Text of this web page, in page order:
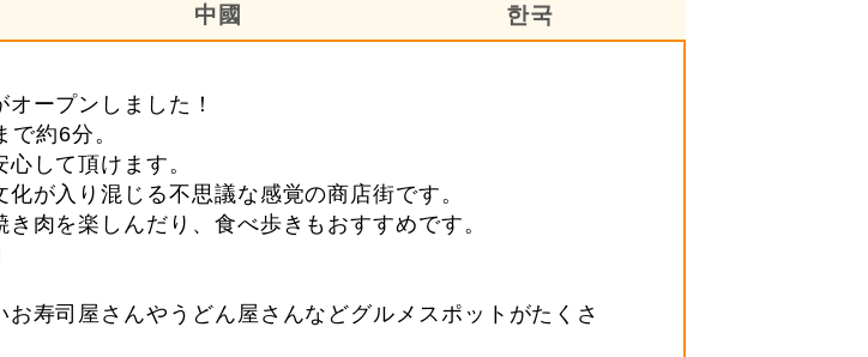
中國 한국
ープンしました！
約6分。
して頂けます。
が入り混じる不思議な感覚の商店街です。
肉を楽しんだり、食べ歩きもおすすめです。
寿司屋さんやうどん屋さんなどグルメスポットがたくさ